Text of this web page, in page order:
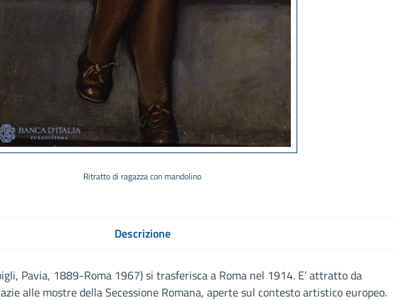
Ritratto di ragazza con mandolino
Descrizione
Pavia, 1889-Roma 1967) si trasferisca a Roma nel 1914. E’ attratto da
alle mostre della Secessione Romana, aperte sul contesto artistico europeo.